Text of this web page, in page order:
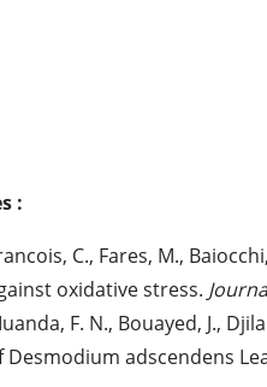
:
C., Fares, M.,
oxidative stress.
F. N., Bouayed, J.,
Desmodium adscendens